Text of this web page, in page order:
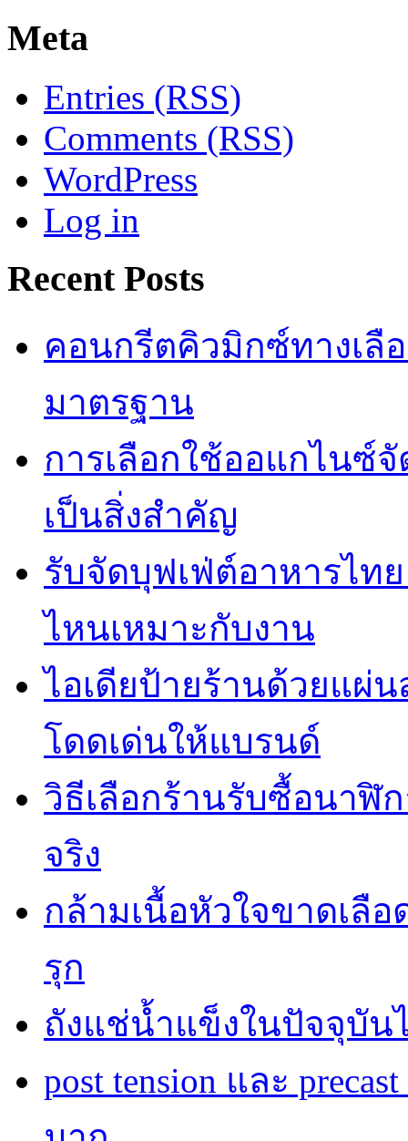
Meta
Entries (RSS)
Comments (RSS)
WordPress
Log in
Recent Posts
คอนกรีตคิวมิกซ์ทางเลื
มาตรฐาน
การเลือกใช้ออแกไนซ์
เป็นสิ่งสำคัญ
รับจัดบุฟเฟ่ต์อาหารไท
ไหนเหมาะกับงาน
ไอเดียป้ายร้านด้วยแผ่
โดดเด่นให้แบรนด์
วิธีเลือกร้านรับซื้อนาฬิ
จริง
กล้ามเนื้อหัวใจขาดเลื
รุก
ถังแช่น้ำแข็งในปัจจุบัน
post tension และ